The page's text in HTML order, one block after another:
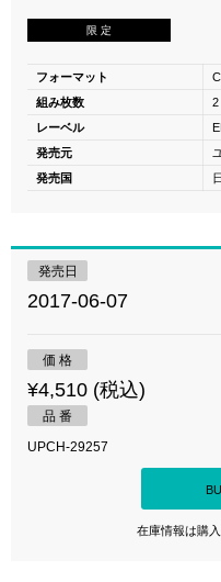
限 定
フォーマット
組み枚数
2
レーベル
発売元
発売国
発売日
2017-06-07
価 格
¥4,510 (税込)
品 番
UPCH-29257
在庫情報は購